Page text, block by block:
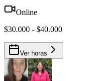
Online
$30.000 - $40.000
Ver horas